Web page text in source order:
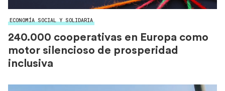
ECONOMÍA SOCIAL Y SOLIDARIA
240.000 cooperativas en Europa como
motor silencioso de prosperidad
inclusiva